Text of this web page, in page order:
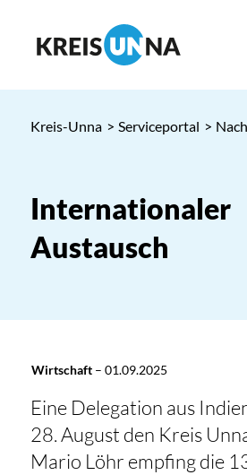
Kreis-Unna > Serviceportal >
Internationaler
Austausch
Wirtschaft– 01.09.2025
Eine Delegation aus
28. August den Kreis
Mario Löhr empfing die